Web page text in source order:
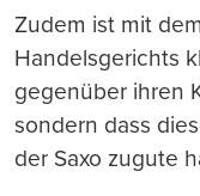
Zudem ist mit
Handelsgerichts
gegenüber ihren
sondern dass
der Saxo zugute